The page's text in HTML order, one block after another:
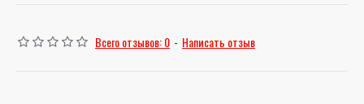
Всего отзывов: 0 - Написать отзыв